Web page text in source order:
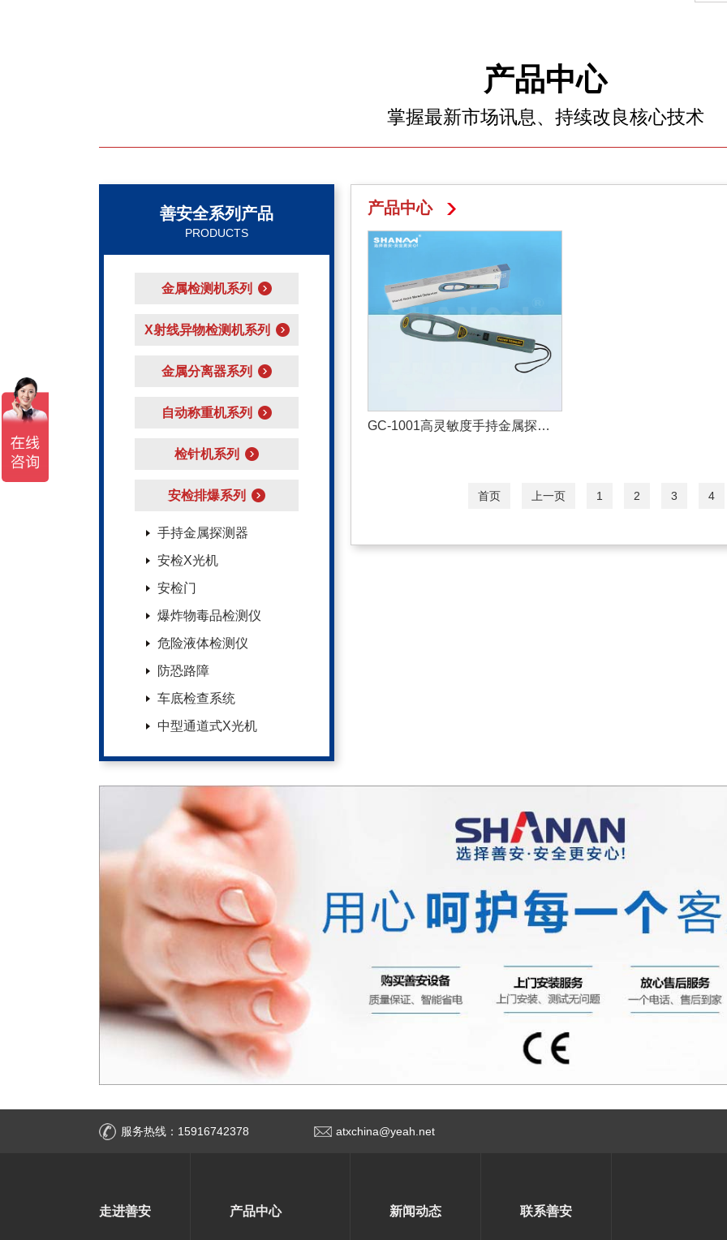
产品中心
掌握最新市场讯息、持续改良核心技术
善安全系列产品
PRODUCTS
金属检测机系列
X射线异物检测机系列
金属分离器系列
自动称重机系列
检针机系列
安检排爆系列
手持金属探测器
安检X光机
安检门
爆炸物毒品检测仪
危险液体检测仪
防恐路障
车底检查系统
中型通道式X光机
产品中心
GC-1001高灵敏度手持金属探测器
首页 上一页 1 2 3 4
服务热线：15916742378 atxchina@yeah.net
走进善安 产品中心 新闻动态 联系善安